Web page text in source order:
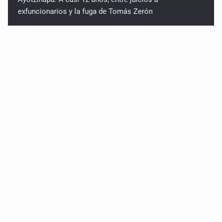
exfuncionarios y la fuga de Tomás Zerón